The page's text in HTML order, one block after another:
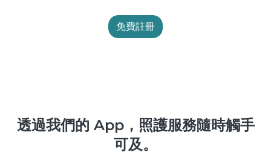
免費註冊
透過我們的 App，照護服務隨時觸手
可及。